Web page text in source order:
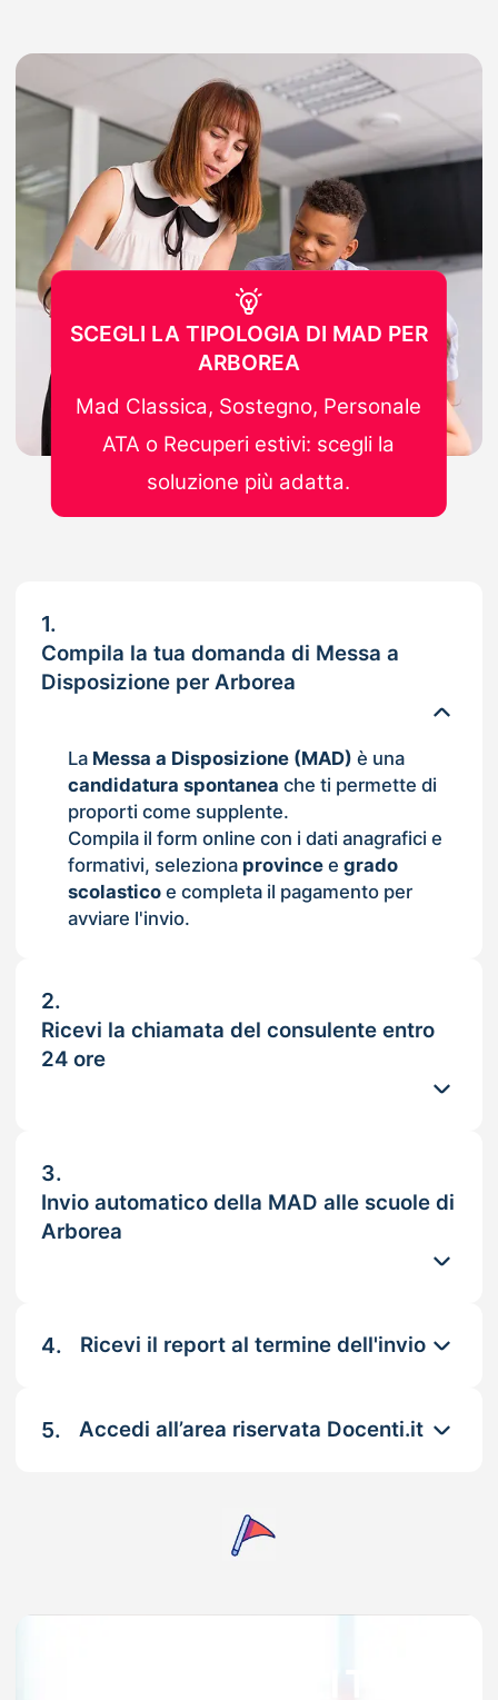
1.
Compila la tua domanda di Messa a
Disposizione per Arborea
La Messa a Disposizione (MAD) è una
candidatura spontanea che ti permette di
proporti come supplente.
Compila il form online con i dati anagrafici e
formativi, seleziona provincee grado
scolasticoe completa il pagamento per
avviare l'invio.
2.
Ricevi la chiamata del consulente entro
24 ore
3.
Invio automatico della MAD alle scuole di
Arborea
4. Ricevi il report al termine dell'invio
5. Accedi all’area riservata Docenti.it
SCEGLI LA TIPOLOGIA DI MAD PER
ARBOREA
Mad Classica, Sostegno, Personale
ATA o Recuperi estivi: scegli la
soluzione più adatta.